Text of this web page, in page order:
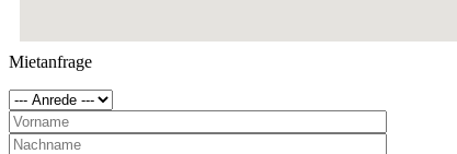
Mietanfrage